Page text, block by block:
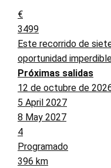
€
3499
Este recorrido de
oportunidad
Próximas salidas
12 de octubre de
5 April 2027
8 May 2027
4
Programado
396 km